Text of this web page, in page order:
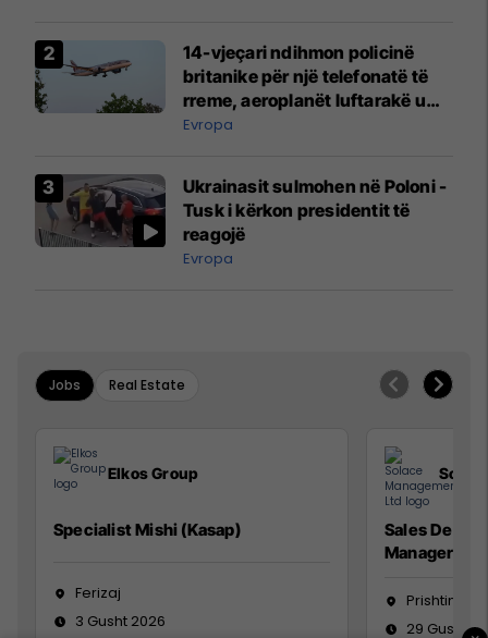
14-vjeçari ndihmon policinë
britanike për një telefonatë të
rreme, aeroplanët luftarakë u
ngritën në ajër për të
Mançesterit
Evropa
Ukrainasit sulmohen në Poloni -
Tusk i kërkon presidentit të
reagojë
Evropa
Jobs Real Estate
Elkos Group
Specialist Mishi (Kasap)
Ferizaj
3 Gusht 2026
Sales
Manager
Prishtinë
29 Gusht